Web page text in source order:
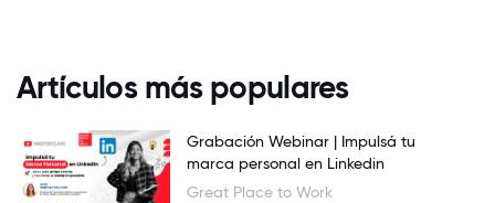
Artículos más populares
Grabación Webinar | Impulsá tu
marca personal en Linkedin
Great Place to Work